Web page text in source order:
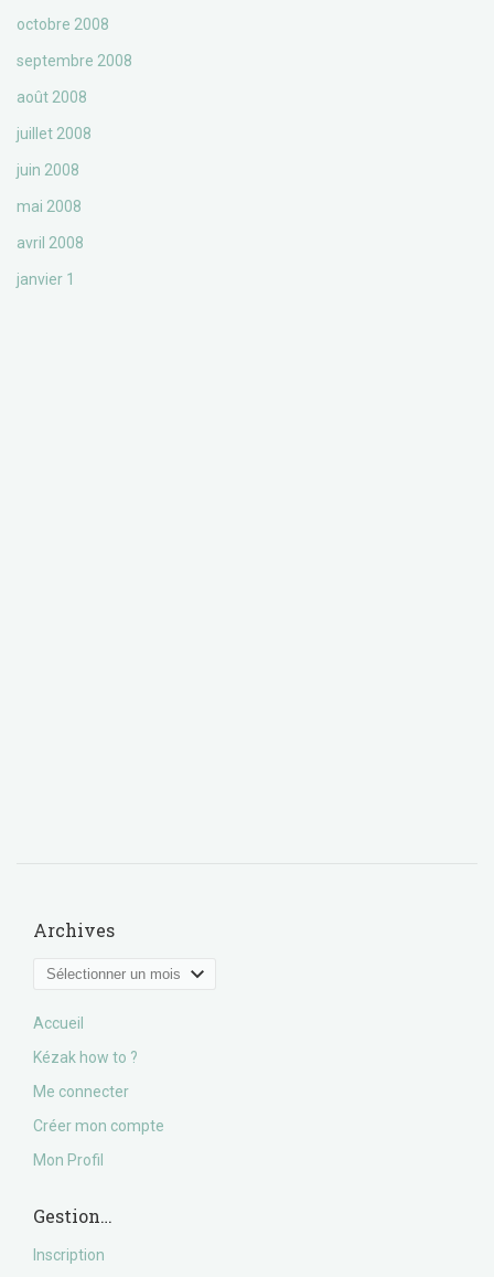
octobre 2008
septembre 2008
août 2008
juillet 2008
juin 2008
mai 2008
avril 2008
janvier 1
Archives
Archives
Accueil
Kézak how to ?
Me connecter
Créer mon compte
Mon Profil
Gestion…
Inscription